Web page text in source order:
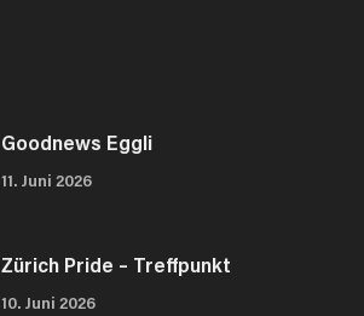
Goodnews Eggli
11. Juni 2026
Zürich Pride – Treffpunkt
10. Juni 2026